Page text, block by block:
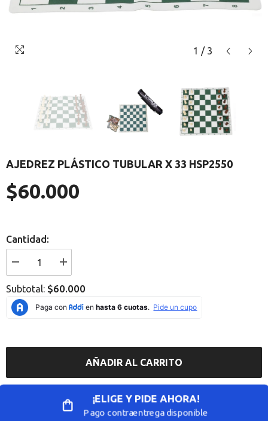
1 / 3
AJEDREZ PLÁSTICO TUBULAR X 33 HSP2550
Precio
regular
$60.000
Cantidad:
Error:
Missing
interpolation
value
&quot;producto&quot;
cantidad
}}&quot;
I18n
Error:
Missing
interpolation
value
&quot;producto&quot;
cantidad
}}&quot;
Subtotal: $60.000
AÑADIR AL CARRITO
¡ELIGE Y PIDE AHORA!
Pago contraentrega disponible